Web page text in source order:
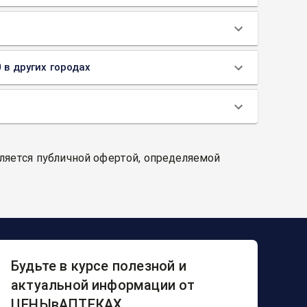
других городах
публичной офертой, определяемой
Будьте в курсе полезной и
актуальной информации от